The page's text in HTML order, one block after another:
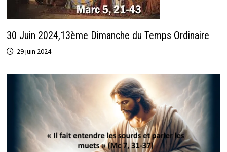
30 Juin 2024,13ème Dimanche du Temps Ordinaire
29 juin 2024